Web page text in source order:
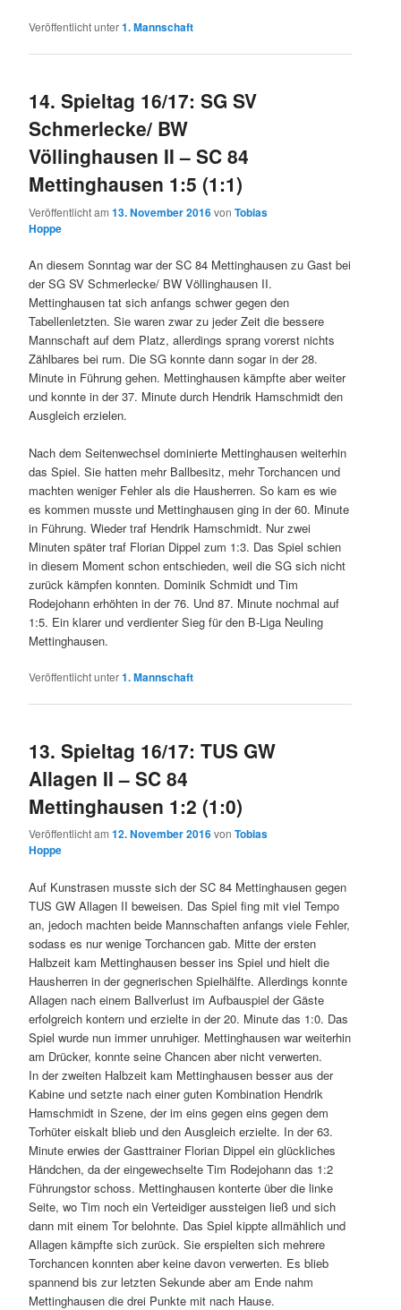
Veröffentlicht unter1. Mannschaft
14. Spieltag 16/17: SG SV
Schmerlecke/ BW
Völlinghausen II – SC 84
Mettinghausen 1:5 (1:1)
Veröffentlicht am13. November 2016vonTobias
Hoppe
An diesem Sonntag war der SC 84 Mettinghausen zu Gast bei
der SG SV Schmerlecke/ BW Völlinghausen II.
Mettinghausen tat sich anfangs schwer gegen den
Tabellenletzten. Sie waren zwar zu jeder Zeit die bessere
Mannschaft auf dem Platz, allerdings sprang vorerst nichts
Zählbares bei rum. Die SG konnte dann sogar in der 28.
Minute in Führung gehen. Mettinghausen kämpfte aber weiter
und konnte in der 37. Minute durch Hendrik Hamschmidt den
Ausgleich erzielen.
Nach dem Seitenwechsel dominierte Mettinghausen weiterhin
das Spiel. Sie hatten mehr Ballbesitz, mehr Torchancen und
machten weniger Fehler als die Hausherren. So kam es wie
es kommen musste und Mettinghausen ging in der 60. Minute
in Führung. Wieder traf Hendrik Hamschmidt. Nur zwei
Minuten später traf Florian Dippel zum 1:3. Das Spiel schien
in diesem Moment schon entschieden, weil die SG sich nicht
zurück kämpfen konnten. Dominik Schmidt und Tim
Rodejohann erhöhten in der 76. Und 87. Minute nochmal auf
1:5. Ein klarer und verdienter Sieg für den B-Liga Neuling
Mettinghausen.
Veröffentlicht unter1. Mannschaft
13. Spieltag 16/17: TUS GW
Allagen II – SC 84
Mettinghausen 1:2 (1:0)
Veröffentlicht am12. November 2016vonTobias
Hoppe
Auf Kunstrasen musste sich der SC 84 Mettinghausen gegen
TUS GW Allagen II beweisen. Das Spiel fing mit viel Tempo
an, jedoch machten beide Mannschaften anfangs viele Fehler,
sodass es nur wenige Torchancen gab. Mitte der ersten
Halbzeit kam Mettinghausen besser ins Spiel und hielt die
Hausherren in der gegnerischen Spielhälfte. Allerdings konnte
Allagen nach einem Ballverlust im Aufbauspiel der Gäste
erfolgreich kontern und erzielte in der 20. Minute das 1:0. Das
Spiel wurde nun immer unruhiger. Mettinghausen war weiterhin
am Drücker, konnte seine Chancen aber nicht verwerten.
In der zweiten Halbzeit kam Mettinghausen besser aus der
Kabine und setzte nach einer guten Kombination Hendrik
Hamschmidt in Szene, der im eins gegen eins gegen dem
Torhüter eiskalt blieb und den Ausgleich erzielte. In der 63.
Minute erwies der Gasttrainer Florian Dippel ein glückliches
Händchen, da der eingewechselte Tim Rodejohann das 1:2
Führungstor schoss. Mettinghausen konterte über die linke
Seite, wo Tim noch ein Verteidiger aussteigen ließ und sich
dann mit einem Tor belohnte. Das Spiel kippte allmählich und
Allagen kämpfte sich zurück. Sie erspielten sich mehrere
Torchancen konnten aber keine davon verwerten. Es blieb
spannend bis zur letzten Sekunde aber am Ende nahm
Mettinghausen die drei Punkte mit nach Hause.